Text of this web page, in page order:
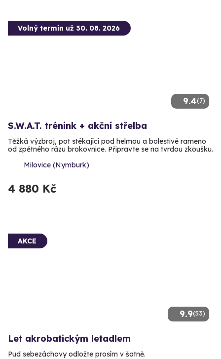
9.4(7)
Volný termín už 30. 08. 2026
S.W.A.T. trénink + akční střelba
Těžká výzbroj, pot stékající pod helmou a bolestivé rameno
od zpětného rázu brokovnice. Připravte se na tvrdou zkoušku.
Milovice (Nymburk)
4 880 Kč
9.9(53)
AKCE
Let akrobatickým letadlem
Pud sebezáchovy odložte prosím v šatně.